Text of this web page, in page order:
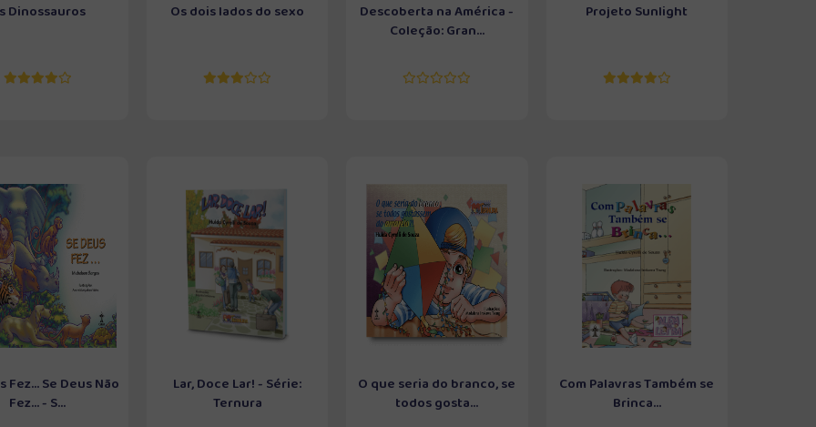
Dinossauros Os dois lados do sexo
Descoberta na América -
Coleção: Gran...
Projeto Sunlight
Fez... Se Deus Não
Fez... - S...
Lar, Doce Lar! - Série:
Ternura
O que seria do branco, se
todos gosta...
Com Palavras Também se
Brinca...